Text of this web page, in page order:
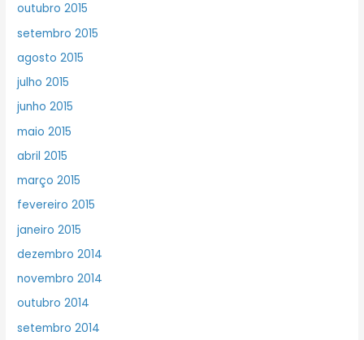
outubro 2015
setembro 2015
agosto 2015
julho 2015
junho 2015
maio 2015
abril 2015
março 2015
fevereiro 2015
janeiro 2015
dezembro 2014
novembro 2014
outubro 2014
setembro 2014